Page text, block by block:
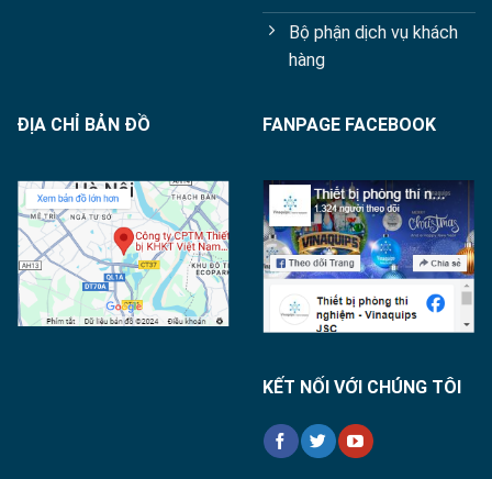
Bộ phận dịch vụ khách
hàng
ĐỊA CHỈ BẢN ĐỒ FANPAGE FACEBOOK
KẾT NỐI VỚI CHÚNG TÔI